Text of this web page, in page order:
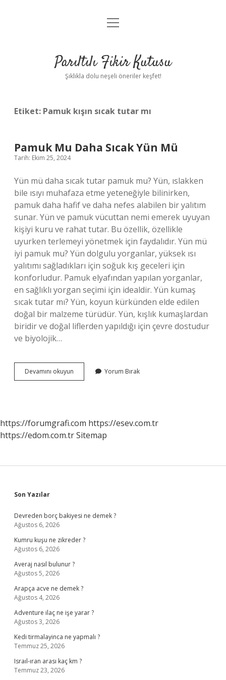
Anasayfa
Yasal Uyarı
menüyü
Parıltılı Fikir Kutusu
Şıklıkla dolu neşeli öneriler keşfet!
Etiket: Pamuk kışın sıcak tutar mı
Pamuk Mu Daha Sıcak Yün Mü
Tarih: Ekim 25, 2024
Yün mü daha sıcak tutar pamuk mu? Yün, ıslakken
bile ısıyı muhafaza etme yeteneğiyle bilinirken,
pamuk daha hafif ve daha nefes alabilen bir yalıtım
sunar. Yün ve pamuk vücuttan nemi emerek uyuyan
kişiyi kuru ve rahat tutar. Bu özellik, özellikle
uyurken terlemeyi yönetmek için faydalıdır. Yün mü
iyi pamuk mu? Yün dolgulu yorganlar, yüksek ısı
yalıtımı sağladıkları için soğuk kış geceleri için
konforludur. Pamuk elyafından yapılan yorganlar,
en sağlıklı yorgan seçimi için idealdir. Yün kumaş
sıcak tutar mı? Yün, koyun kürkünden elde edilen
doğal bir malzeme türüdür. Yün, kışlık kumaşlardan
biridir ve doğal liflerden yapıldığı için çevre dostudur
ve biyolojik…
Devamını okuyun
Mu
Yorum Bırak
https://forumgrafi.com https://esev.com.tr
https://edom.com.trSitemap
Sidebar
Son Yazılar
Devreden borç bakiyesi ne demek ?
Ağustos 6, 2026
Kumru kuşu ne zikreder ?
Ağustos 6, 2026
Averaj nasıl bulunur ?
Ağustos 5, 2026
Arapça acve ne demek ?
Ağustos 4, 2026
Adventure ilaç ne işe yarar ?
Ağustos 3, 2026
Kedi tirmalayinca ne yapmalı ?
Temmuz 25, 2026
Israıl-ıran arası kaç km ?
Temmuz 23, 2026